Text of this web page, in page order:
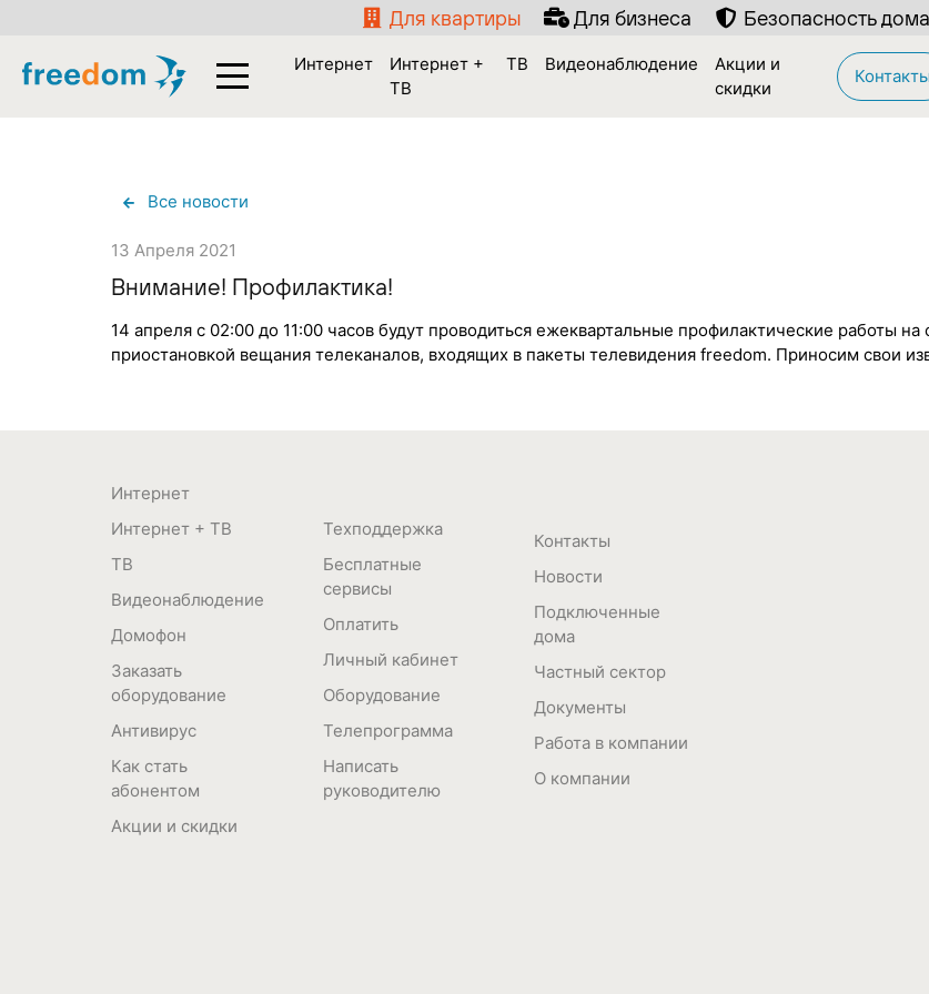
Для квартиры Для бизнеса Безопасность дома
Все новости
13 Апреля 2021
Внимание! Профилактика!
14 апреля с 02:00 до 11:00 часов будут проводиться ежеквартальные профилактические работы
приостановкой вещания телеканалов, входящих в пакеты телевидения freedom. Приносим свои
Интернет
Интернет + ТВ
ТВ
Видеонаблюдение
Домофон
Заказать
оборудование
Антивирус
Как стать
абонентом
Акции и скидки
Техподдержка
Бесплатные
сервисы
Оплатить
Личный кабинет
Оборудование
Телепрограмма
Написать
руководителю
Контакты
Новости
Подключенные
дома
Частный сектор
Документы
Работа в компании
О компании
Интернет
Интернет +
ТВ
ТВ Видеонаблюдение
Акции и
скидки
Контакты